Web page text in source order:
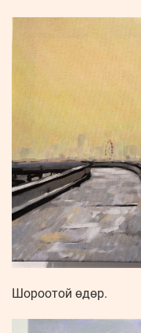
Шороотой өдөр.